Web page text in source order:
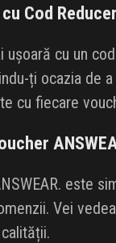
Cod
ușoară cu un
ți ocazia de
cu fiecare
este
Vei